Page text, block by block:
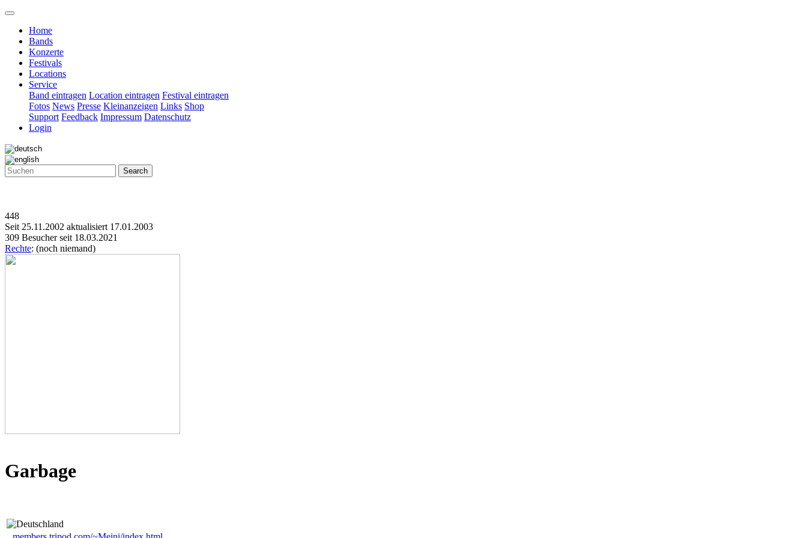
Home
Bands
Konzerte
Festivals
Locations
Service
Band eintragen Location eintragen Festival eintragen
Fotos News Presse Kleinanzeigen Links Shop
Support Feedback Impressum Datenschutz
Login
Search
448
Seit 25.11.2002 aktualisiert 17.01.2003
309 Besucher seit 18.03.2021
Rechte: (noch niemand)
Garbage